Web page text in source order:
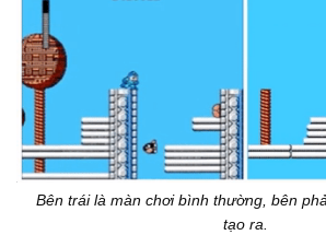
Bên trái là màn chơi bình thường, bên
tạo ra.